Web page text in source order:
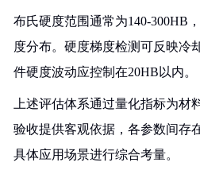
布氏硬度范围通常为140-300HB
度分布。硬度梯度检测可反映冷
件硬度波动应控制在20HB以内。
上述评估体系通过量化指标为材
验收提供客观依据，各参数间存
具体应用场景进行综合考量。